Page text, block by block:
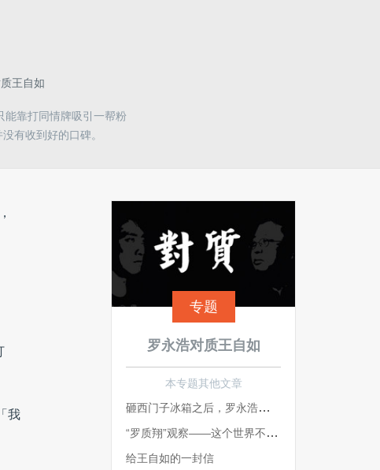
王自如
能靠打同情牌吸引一帮粉
有收到好的口碑。
我
专题
罗永浩对质王自如
本专题其他文章
砸西门子冰箱之后，罗永浩又一次砸了Zealer和自己
“罗质翔”观察——这个世界不是属于看客的
给王自如的一封信